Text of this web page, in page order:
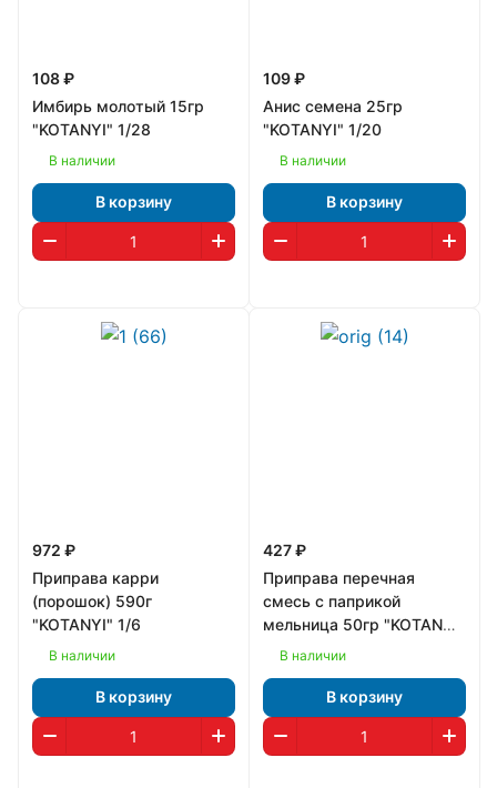
108 ₽
Имбирь молотый 15гр
"KOTANYI" 1/28
В наличии
В корзину
109 ₽
Анис семена 25гр
"KOTANYI" 1/20
В наличии
В корзину
972 ₽
Приправа карри
(порошок) 590г
"KOTANYI" 1/6
В наличии
В корзину
427 ₽
Приправа перечная
смесь с паприкой
мельница 50гр "KOTANYI"
1/4В наличии
В корзину